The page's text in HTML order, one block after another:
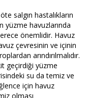
salgın hastalıkların
yüzme havuzlarında
önemlidir. Havuz
çevresinin ve içinin
arındırılmalıdır.
geçirdiği yüzme
su da temiz ve
için havuz
olması